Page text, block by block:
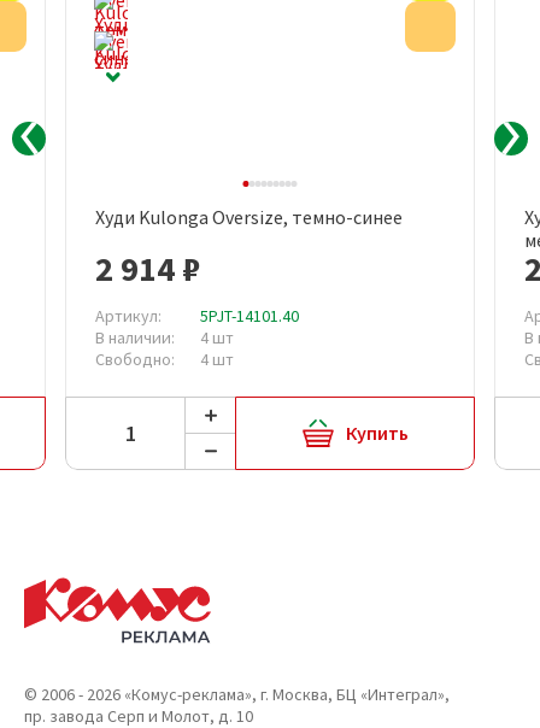
Худи Kulonga Oversize, темно-синее
2 914 ₽
Артикул:
5PJT-14101.40
В наличии:
4 шт
Свободно:
4 шт
Купить
В
© 2006 - 2026 «Комус-реклама», г. Москва, БЦ «Интеграл»,
пр. завода Серп и Молот, д. 10